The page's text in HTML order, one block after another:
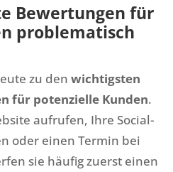
Bewertungen für
problematisch
zu den wichtigsten
für potenzielle Kunden.
aufrufen, Ihre Social-
oder einen Termin bei
sie häufig zuerst einen